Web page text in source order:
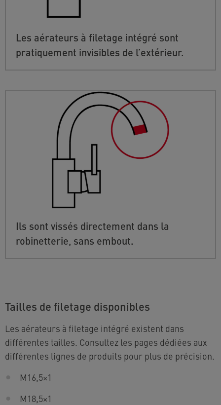
Les aérateurs à filetage intégré sont
pratiquement invisibles de l’extérieur.
Ils sont vissés directement dans la
robinetterie, sans embout.
Tailles de filetage disponibles
Les aérateurs à filetage intégré existent dans
différentes tailles. Consultez les pages dédiées aux
différentes lignes de produits pour plus de précision.
M16,5×1
M18,5×1